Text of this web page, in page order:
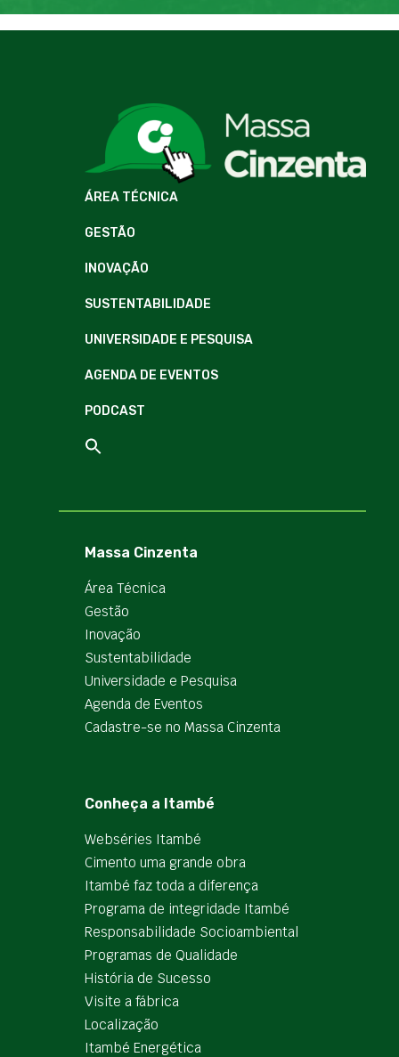
ÁREA TÉCNICA
GESTÃO
INOVAÇÃO
SUSTENTABILIDADE
UNIVERSIDADE E PESQUISA
AGENDA DE EVENTOS
PODCAST
Massa Cinzenta
Área Técnica
Gestão
Inovação
Sustentabilidade
Universidade e Pesquisa
Agenda de Eventos
Cadastre-se no Massa Cinzenta
Conheça a Itambé
Webséries Itambé
Cimento uma grande obra
Itambé faz toda a diferença
Programa de integridade Itambé
Responsabilidade Socioambiental
Programas de Qualidade
História de Sucesso
Visite a fábrica
Localização
Itambé Energética